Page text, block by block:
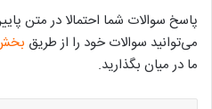
پاسخ سوالات شما احتمالا در متن
می‌توانید سوالات خود را از طریق
ما در میان بگذارید.